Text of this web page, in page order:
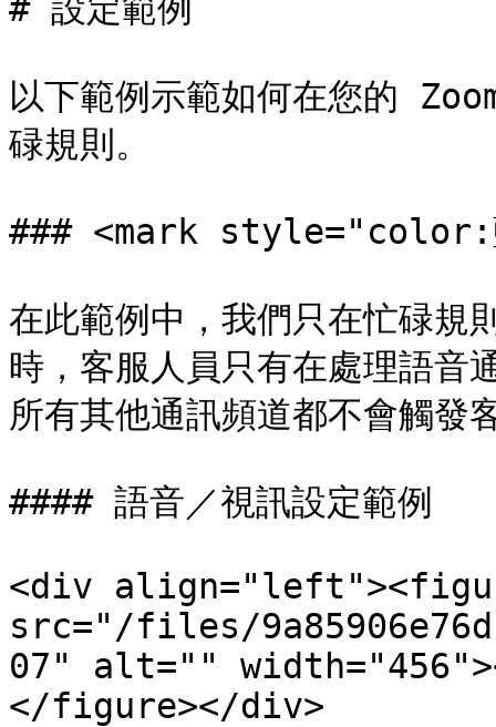
# 設定範例
以下範例示範如何在您的
碌規則。
### <mark style="color:
在此範例中，我們只在忙碌規
時，客服人員只有在處理語音
所有其他通訊頻道都不會觸發
#### 語音／視訊設定範例
<div
src="/files/
07" alt=""
</figure></div>